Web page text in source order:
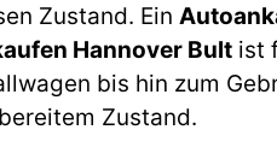
Zustand. Ein
Hannover Bult ist
bis hin zum
Zustand.